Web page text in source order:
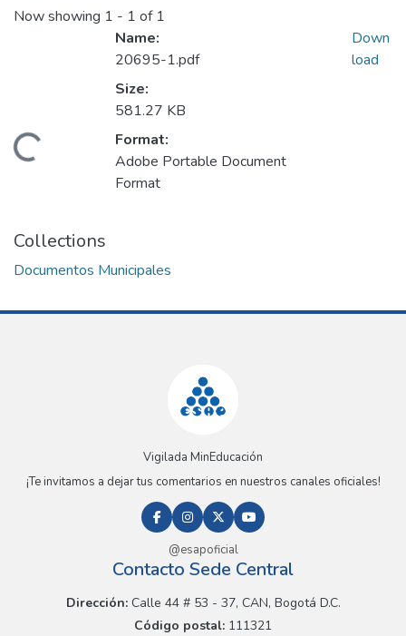
Now showing 1 - 1 of 1
Loading...
Name:
20695-1.pdf
Size:
581.27 KB
Format:
Adobe Portable Document
Format
Down
load
Collections
Documentos Municipales
Vigilada MinEducación
¡Te invitamos a dejar tus comentarios en nuestros canales oficiales!
@esapoficial
Contacto Sede Central
Dirección:Calle 44 # 53 - 37, CAN, Bogotá D.C.
Código postal: 111321